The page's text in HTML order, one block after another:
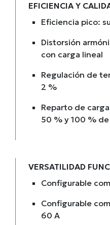
EFICIENCIA Y
Eficiencia pico:
Distorsión
con carga lineal
Regulación de
2 %
Reparto de
50 % y 100 %
VERSATILIDAD
Configurable
Configurable
60 A